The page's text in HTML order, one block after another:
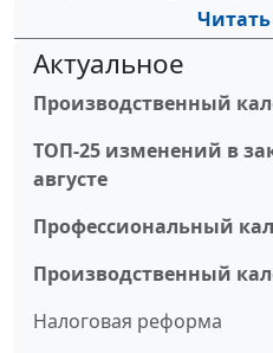
Актуальное
Производственный
ТОП-25 изменений в
августе
Профессиональный
Производственный
Налоговая реформа